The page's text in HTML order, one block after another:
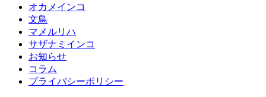
オカメインコ
文鳥
マメルリハ
サザナミインコ
お知らせ
コラム
プライバシーポリシー